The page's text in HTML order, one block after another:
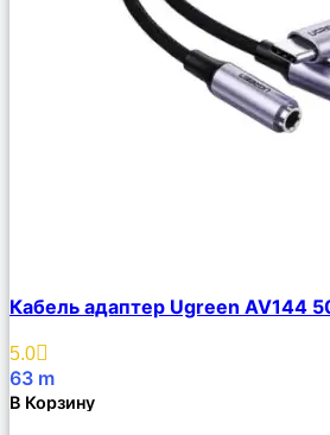
Описание
Избранное
Кабель адаптер Ugreen AV144
5.0
63 m
В Корзину